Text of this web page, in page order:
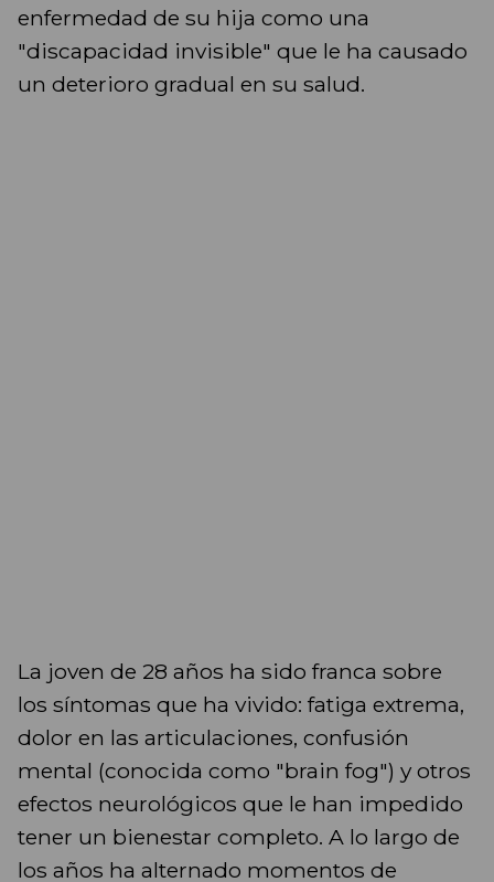
enfermedad de su hija como una
"discapacidad invisible" que le ha causado
un deterioro gradual en su salud.
La joven de 28 años ha sido franca sobre
los síntomas que ha vivido: fatiga extrema,
dolor en las articulaciones, confusión
mental (conocida como "brain fog") y otros
efectos neurológicos que le han impedido
tener un bienestar completo. A lo largo de
los años ha alternado momentos de